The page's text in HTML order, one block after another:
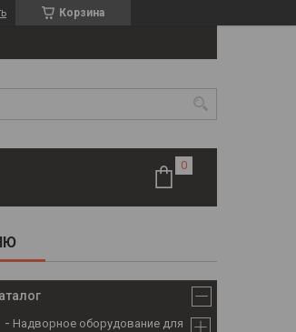
Корзина
Надворное оборудование для